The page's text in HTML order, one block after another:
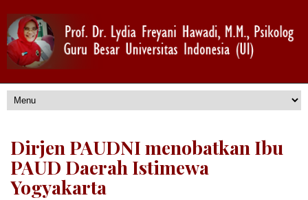
Dirjen PAUDNI menobatkan Ibu
PAUD Daerah Istimewa
Yogyakarta